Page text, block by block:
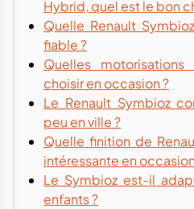
Hybrid, quel est le bon
Quelle Renault
fiable ?
Quelles
choisir en occasion ?
Le Renault Symbioz
peu en ville ?
Quelle finition de
intéressante en
Le Symbioz est-il
enfants ?